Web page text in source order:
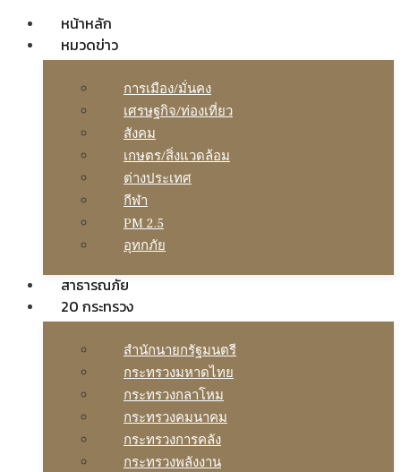
หน้าหลัก
หมวดข่าว
การเมือง/มั่นคง
เศรษฐกิจ/ท่องเที่ยว
สังคม
เกษตร/สิ่งแวดล้อม
ต่างประเทศ
กีฬา
PM 2.5
อุทกภัย
สาธารณภัย
20 กระทรวง
สํานักนายกรัฐมนตรี
กระทรวงมหาดไทย
กระทรวงกลาโหม
กระทรวงคมนาคม
กระทรวงการคลัง
กระทรวงพลังงาน